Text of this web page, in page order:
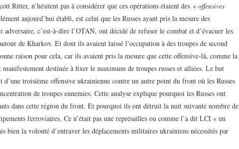
Ritter, n’hésitent pas à considérer que ces opérations étaient des « offensives
aujourd’hui établi, est celui que les Russes ayant pris la mesure des
adversaire, c’est-à-dire l’OTAN, ont décidé de refuser le combat et d’évacuer les
de Kharkov. Et dont ils avaient laissé l’occupation à des troupes de second
raison pour cela, car ils avaient pris la mesure que cette offensive-là, comme la
destinée à fixer le maximum de troupes russes et alliées. Le but
troisième offensive ukrainienne contre un autre point du front où les Russes
de troupes ennemies. Cette analyse explique pourquoi les Russes ont
dans cette région du front. Et pourquoi ils ont détruit la nuit suivante nombre de
ferroviaires. Ce n’était pas une représailles ou comme l’a dit LCI « un
bien la volonté d’entraver les déplacements militaires ukrainiens nécessités par